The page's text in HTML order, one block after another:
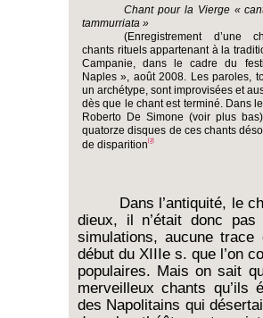
Chant pour la Vierge «
tammurriata »
(Enregistrement d’une
chants rituels appartenant à la
Campanie, dans le cadre du
Naples », août 2008. Les paroles,
un archétype, sont improvisées et
dès que le chant est terminé. Dans
Roberto De Simone (voir plus
quatorze disques de ces chants
de disparition[2]
Dans l’antiquité, le
dieux, il n’était donc pas
simulations, aucune trace
début du XIIIe s. que l’on
populaires. Mais on sait
merveilleux chants qu’ils
des Napolitains qui